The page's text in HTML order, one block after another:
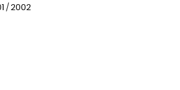
/ 2002